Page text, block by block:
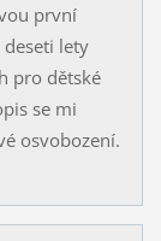
první
lety
pro dětské
se mi
osvobození.